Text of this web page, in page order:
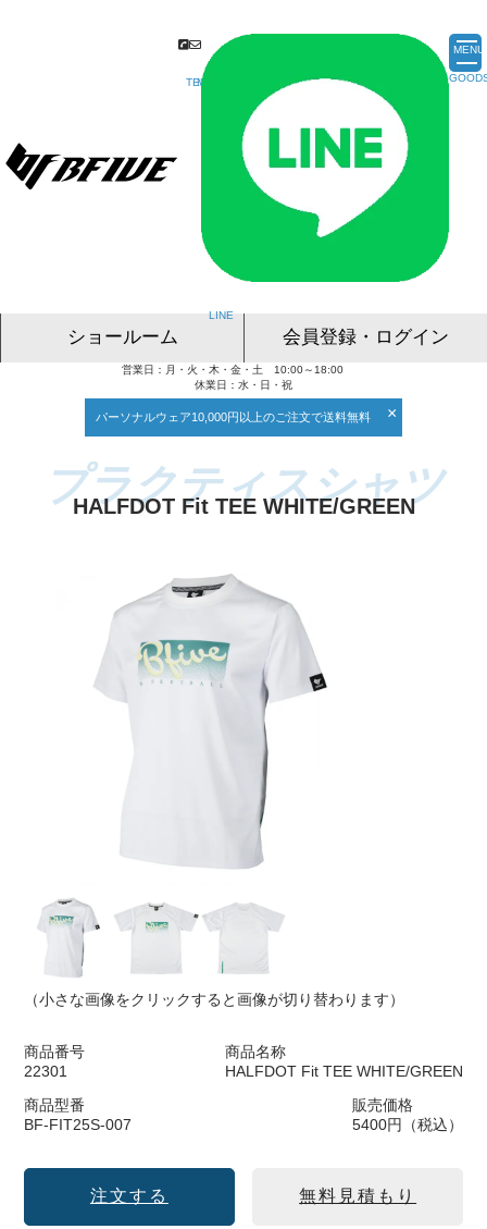
MENU
ショールーム
東京ショールーム
名古屋ショールーム
大阪ショールーム
福岡ショールーム
会員登録・ログイン
営業日：月・火・木・金・土 10:00～18:00
休業日：水・日・祝
パーソナルウェア10,000円以上のご注文で送料無料 ×
HALFDOT Fit TEE WHITE/GREEN
（小さな画像をクリックすると画像が切り替わります）
商品番号
22301
商品名称
HALFDOT Fit TEE WHITE/GREEN
商品型番
BF-FIT25S-007
販売価格
5400円（税込）
注文する 無料見積もり